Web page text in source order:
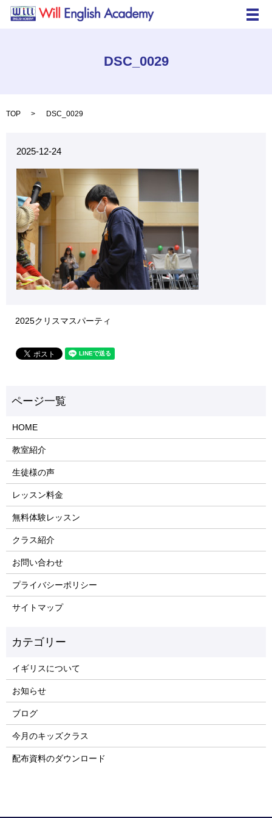
メ
DSC_0029
TOP DSC_0029
2025-12-24
2025クリスマスパーティ
HOME
教室紹介
生徒様の声
レッスン料金
無料体験レッスン
クラス紹介
お問い合わせ
プライバシーポリシー
サイトマップ
イギリスについて
お知らせ
ブログ
今月のキッズクラス
配布資料のダウンロード